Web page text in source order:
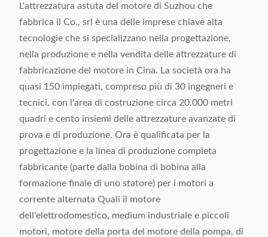
L'attrezzatura astuta del motore di Suzhou che
fabbrica il Co., srl è una delle imprese chiave alta
tecnologie che si specializzano nella progettazione,
nella produzione e nella vendita delle attrezzature di
fabbricazione del motore in Cina. La società ora ha
quasi 150 impiegati, compreso più di 30 ingegneri e
tecnici, con l'area di costruzione circa 20.000 metri
quadri e cento insiemi delle attrezzature avanzate di
prova e di produzione. Ora è qualificata per la
progettazione e la linea di produzione completa
fabbricante (parte dalla bobina di bobina alla
formazione finale di uno statore) per i motori a
corrente alternata Quali il motore
dell'elettrodomestico, medium industriale e piccoli
motori, motore della porta del motore della pompa, di